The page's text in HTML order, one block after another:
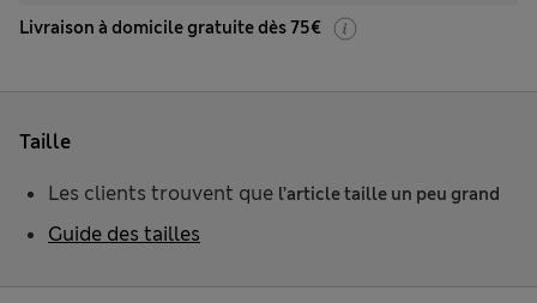
Livraison à domicile gratuite dès 75€
Taille
Les clients trouvent que l’article taille un peu grand
Guide des tailles